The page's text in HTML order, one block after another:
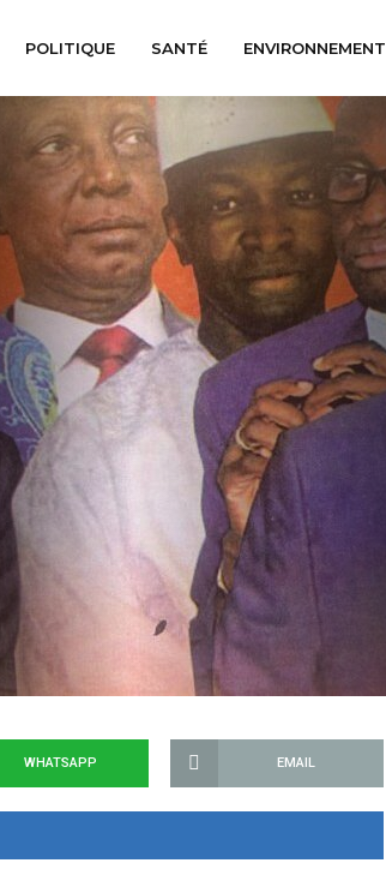
POLITIQUE SANTÉ ENVIRONNEMENT
WHATSAPP EMAIL